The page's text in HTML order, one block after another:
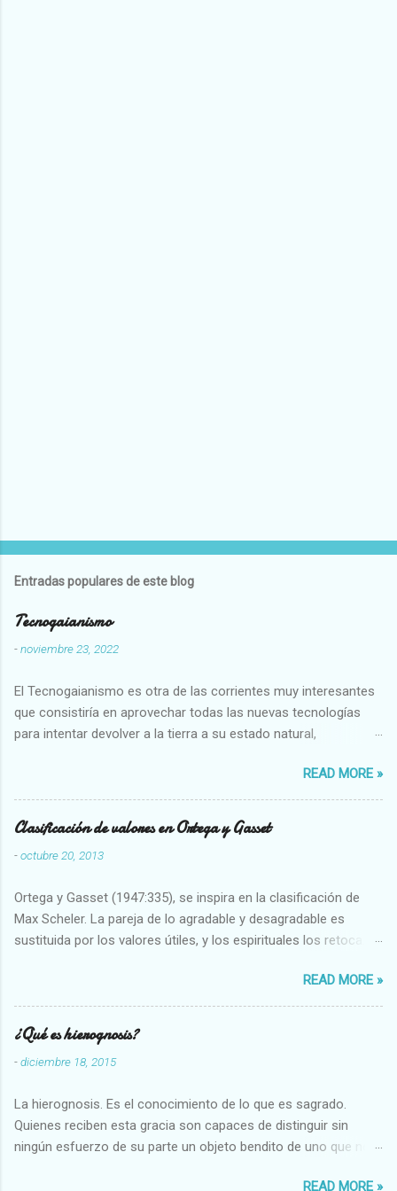
Entradas populares de este blog
Tecnogaianismo
-noviembre 23, 2022
El Tecnogaianismo es otra de las corrientes muy interesantes
que consistiría en aprovechar todas las nuevas tecnologías
para intentar devolver a la tierra a su estado natural,
READ MORE »
Clasificación de valores en Ortega y Gasset
-octubre 20, 2013
Ortega y Gasset (1947:335), se inspira en la clasificación de
Max Scheler. La pareja de lo agradable y desagradable es
sustituida por los valores útiles, y los espirituales los retoca.
Abundante-Escaso,etc 2 VITALES Sano-Enfermo Selecto-
Vulgar Enérgico-Inerte Fuerte-Débil,etc. 3 ESPIRITUALES a)
Intelectuales Conocimiento-Error Exacto-Aproximado
Evidente-Probable,etc b) Morales Bueno-malo Bondadoso-
malvado Justo-Injusto Escrupuloso-Relajado Leal-Desleal,etc.
Armonioso-Inarmonioso 4 RELIGIOSOS Santo-Pr...
READ MORE »
¿Qué es hierognosis?
-diciembre 18, 2015
La hierognosis. Es el conocimiento de lo que es sagrado.
Quienes reciben esta gracia son capaces de distinguir sin
ningún esfuerzo de su parte un objeto bendito de uno que no
READ MORE »